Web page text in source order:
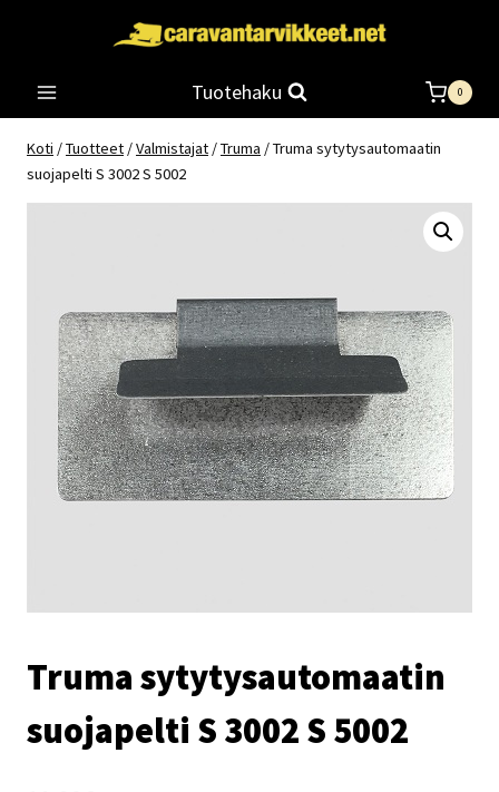
Tuotehaku 0
Koti /Tuotteet /Valmistajat /Truma /Truma sytytysautomaatin
suojapelti S 3002 S 5002
Truma sytytysautomaatin
suojapelti S 3002 S 5002